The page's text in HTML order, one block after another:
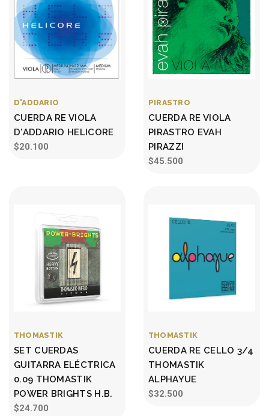
D'ADDARIO
CUERDA RE VIOLA
D'ADDARIO HELICORE
$20.100
PIRASTRO
CUERDA RE VIOLA
PIRASTRO EVAH
PIRAZZI
$45.500
THOMASTIK
SET CUERDAS
GUITARRA ELÉCTRICA
0.09 THOMASTIK
POWER BRIGHTS H.B.
$24.700
THOMASTIK
CUERDA RE CELLO 3/4
THOMASTIK
ALPHAYUE
$32.500